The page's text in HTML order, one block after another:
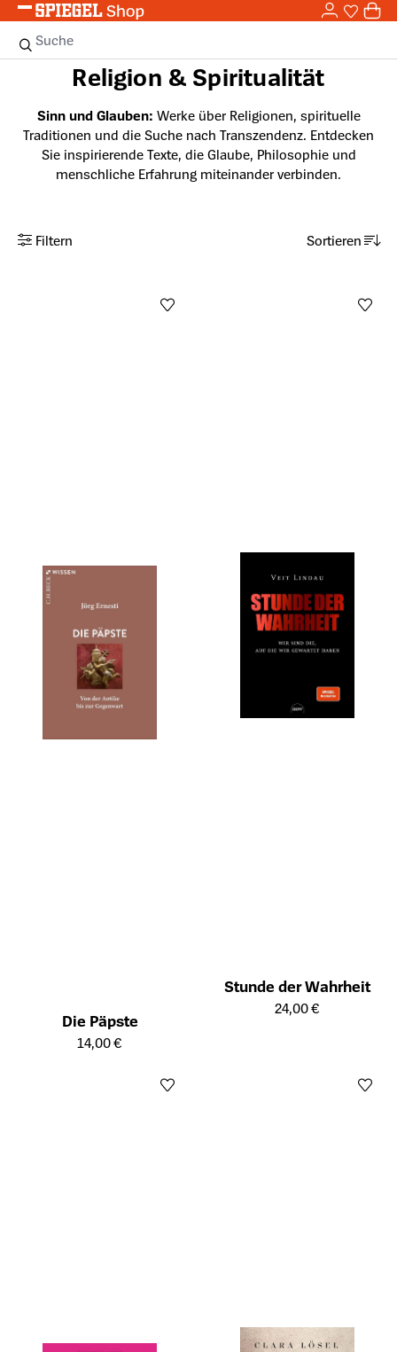
Zum Hauptinhalt springen 0
Suche
Religion & Spiritualität
Sinn und Glauben: Werke über Religionen, spirituelle
Traditionen und die Suche nach Transzendenz. Entdecken
Sie inspirierende Texte, die Glaube, Philosophie und
menschliche Erfahrung miteinander verbinden.
Filtern Sortieren
Die Päpste
Öffnet die Detailseite des Produkts
14,00 €
Stunde der Wahrheit
Öffnet die Detailseite des
24,00 €